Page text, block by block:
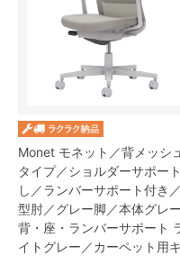
Monet モネット／背メッシュ
タイプ／ショルダーサポー
し／ランバーサポート付き
型肘／グレー脚／本体グレ
背・座・ランバーサポート
イトグレー／カーペット用